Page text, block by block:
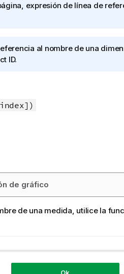
expresión de línea de
al nombre de una
ID.
de gráfico
de una medida, utilice la